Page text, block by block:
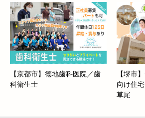
【京都市】徳地歯科医院／歯
科衛生士
【堺市
向け住
草尾